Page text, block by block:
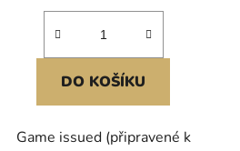
DO KOŠÍKU
Game issued (připravené k